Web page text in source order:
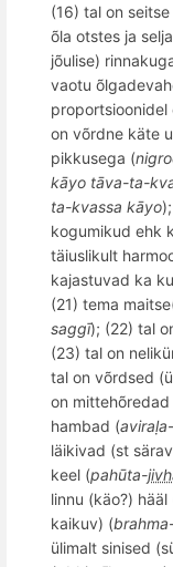
(16) tal on
õla otstes ja
jõulise)
vaotu õ
proportsioonidel
on võrdne käte
pikkusega (
kāyo tāva-ta-
ta-kvassa kāyo);
kogumikud ehk
täiuslikult
kajastuvad ka
(21) tema
saggī); (22) tal
(23) tal on nelikü
tal on võrdsed
on mittehõredad
hambad (aviraḷa-
läikivad (st sä
keel (pahūta-
linnu (käo?) hääl
kaikuv) (
ülimalt sinised